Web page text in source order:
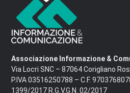
Associazione Informazione &
Via Locri SNC – 87064 Corigliano
P.IVA 03516250788 – C.F.
1399/2017 R.G.V.G.N. 02/2017